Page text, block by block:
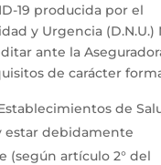
19 producida por el
y Urgencia (D.N.U.)
ante la
de carácter
de
estar debidamente
artículo 2° del